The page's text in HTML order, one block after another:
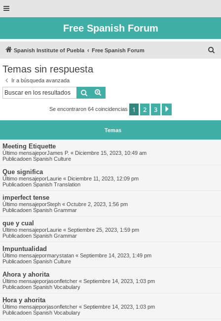
Free Spanish Forum
Spanish Institute of Puebla Free Spanish Forum
Temas sin respuesta
Ir a búsqueda avanzada
Buscar
Se encontraron 64 coincidencias 1 2 3
Temas
Meeting Etiquette
Último mensajeporJames P. « Diciembre 15, 2023, 10:49 am
Publicadoen Spanish Culture
Que significa
Último mensajeporLaurie « Diciembre 11, 2023, 12:09 pm
Publicadoen Spanish Translation
imperfect tense
Último mensajeporSteph « Octubre 2, 2023, 1:56 pm
Publicadoen Spanish Grammar
que y cual
Último mensajeporLaurie « Septiembre 25, 2023, 1:59 pm
Publicadoen Spanish Grammar
Impuntualidad
Último mensajepormarystatan « Septiembre 14, 2023, 1:49 pm
Publicadoen Spanish Culture
Ahora y ahorita
Último mensajeporjasonfletcher « Septiembre 14, 2023, 1:03 pm
Publicadoen Spanish Vocabulary
Hora y ahorita
Último mensajeporjasonfletcher « Septiembre 14, 2023, 1:03 pm
Publicadoen Spanish Vocabulary